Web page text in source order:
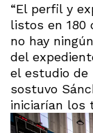
“El perfil y
listos en 180
no hay
del
el estudio de
sostuvo
iniciarían los